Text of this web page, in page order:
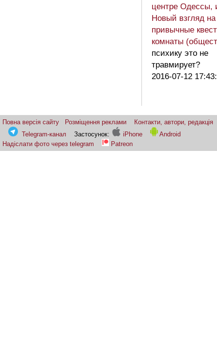
центре Одессы,
Новый взгляд на
привычные
комнаты
психику это не
травмирует?
2016-07-12
Повна версія сайту Розміщення реклами
Контакти, автори, редакція
Telegram-канал
Застосунок: iPhone
Android
Надіслати фото через telegram
Patreon